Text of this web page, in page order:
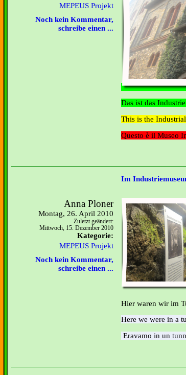
MEPEUS Projekt
Noch kein Kommentar,
schreibe einen ...
Das ist das
This is the
Questo è il Museo
Im
Anna Ploner
Montag, 26. April 2010
Zuletzt geändert:
Mittwoch, 15. Dezember 2010
Kategorie:
MEPEUS Projekt
Noch kein Kommentar,
schreibe einen ...
Hier waren wir im
Here we were in a
Eravamo in un